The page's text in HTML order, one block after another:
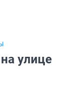
улице